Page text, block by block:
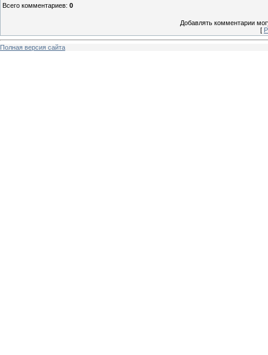
Всего комментариев: 0
Добавлять комментарии
[
Полная версия сайта